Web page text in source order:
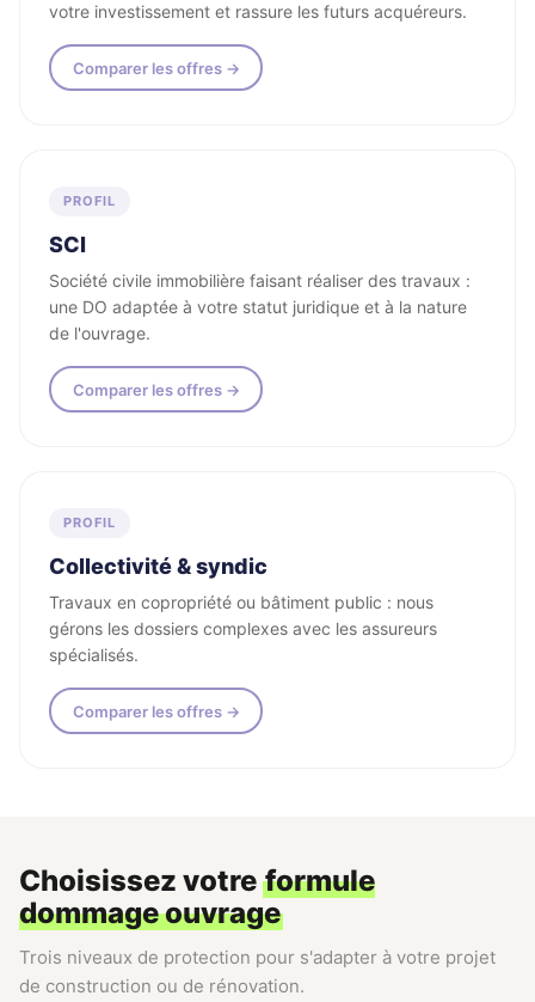
votre investissement et rassure les futurs acquéreurs.
Comparer les offres →
PROFIL
SCI
Société civile immobilière faisant réaliser des travaux :
une DO adaptée à votre statut juridique et à la nature
de l'ouvrage.
Comparer les offres →
PROFIL
Collectivité & syndic
Travaux en copropriété ou bâtiment public : nous
gérons les dossiers complexes avec les assureurs
spécialisés.
Comparer les offres →
Choisissez votre formule
dommage ouvrage
Trois niveaux de protection pour s'adapter à votre projet
de construction ou de rénovation.